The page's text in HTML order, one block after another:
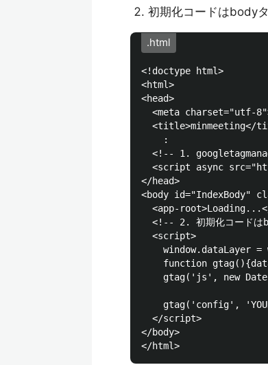
初期化コードはbody
.html
<!doctype html>
<html>
<head>
<meta charset="utf-
<title>minmeeting</
    :
<!-- 1.
<script async
</head>
<body id="IndexBody"
<app-
<!-- 2. 初期化コードは
  <script>
window.dataLayer =
function
gtag('js', new
gtag('config',
  </script>
</body>